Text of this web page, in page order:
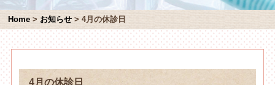
Home > お知らせ >4月の休診日
4月の休診日